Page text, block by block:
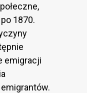
1870.
emigracji